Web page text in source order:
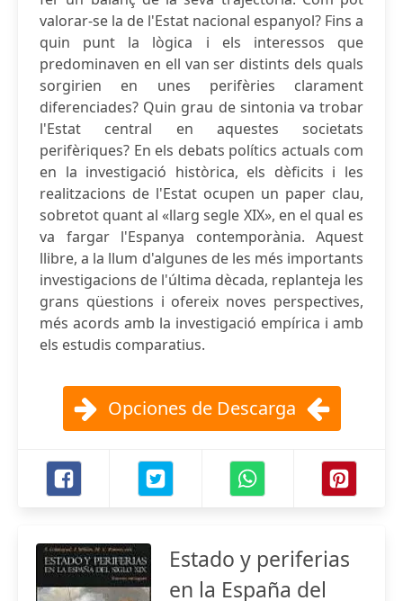
valorar-se la de l'Estat nacional espanyol? Fins a
quin punt la lògica i els interessos que
predominaven en ell van ser distints dels quals
sorgirien en unes perifèries clarament
diferenciades? Quin grau de sintonia va trobar
l'Estat central en aquestes societats
perifèriques? En els debats polítics actuals com
en la investigació històrica, els dèficits i les
realitzacions de l'Estat ocupen un paper clau,
sobretot quant al «llarg segle XIX», en el qual es
va fargar l'Espanya contemporània. Aquest
llibre, a la llum d'algunes de les més importants
investigacions de l'última dècada, replanteja les
grans qüestions i ofereix noves perspectives,
més acords amb la investigació empírica i amb
els estudis comparatius.
Opciones de Descarga
Estado y periferias
en la España del